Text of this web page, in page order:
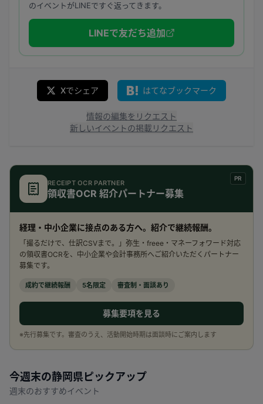
のイベントがLINEですぐ返ってきます。
LINEで友だち追加
Xでシェア はてなブックマーク
情報の編集をリクエスト
新しいイベントの掲載リクエスト
PR
RECEIPT OCR PARTNER
領収書OCR 紹介パートナー募集
経理・中小企業に接点のある方へ。紹介で継続報酬。
「撮るだけで、仕訳CSVまで。」弥生・freee・マネーフォワード対応
の領収書OCRを、中小企業や会計事務所へご紹介いただくパートナー
募集です。
成約で継続報酬 5名限定 審査制・面談あり
募集要項を見る
※先行募集です。審査のうえ、活動開始時期は面談時にご案内します
今週末の静岡県 ピックアップ
週末のおすすめイベント